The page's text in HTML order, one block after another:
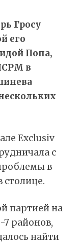
Гросу
его
Попа,
в
Exclusiv
с
в
столице.
партией на
7 районов,
найти